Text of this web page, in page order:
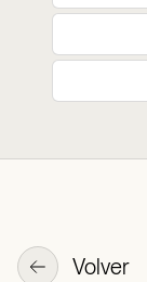
Volver